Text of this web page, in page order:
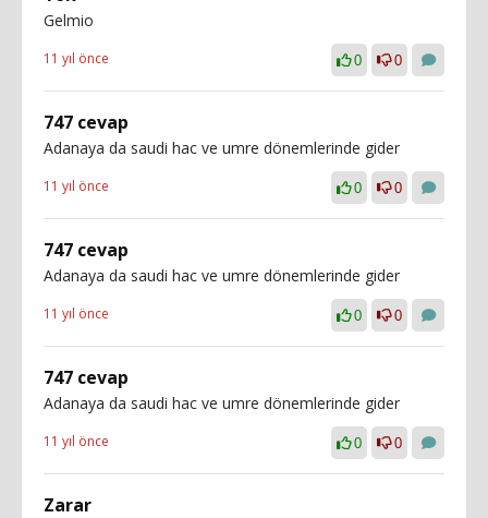
Gelmio
11 yıl önce 0 0
747 cevap
Adanaya da saudi hac ve umre dönemlerinde gider
11 yıl önce 0 0
747 cevap
Adanaya da saudi hac ve umre dönemlerinde gider
11 yıl önce 0 0
747 cevap
Adanaya da saudi hac ve umre dönemlerinde gider
11 yıl önce 0 0
Zarar